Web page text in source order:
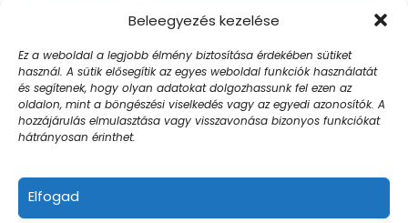
Beleegyezés kezelése
Ez a weboldal a legjobb élmény biztosítása érdekében sütiket
használ. A sütik elősegítik az egyes weboldal funkciók használatát
és segítenek, hogy olyan adatokat dolgozhassunk fel ezen az
oldalon, mint a böngészési viselkedés vagy az egyedi azonosítók. A
hozzájárulás elmulasztása vagy visszavonása bizonyos funkciókat
hátrányosan érinthet.
Elfogad
Gyógyszertári ügyelet – Komárom-
Városi Fogászat
Művese Állomás B.Braun
Facility hibabejelentő
Sajtószoba